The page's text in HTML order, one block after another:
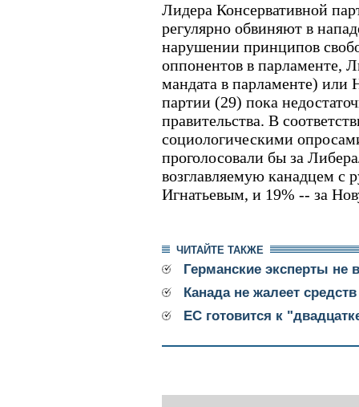
Лидера Консервативной
регулярно обвиняют в
нарушении принципов
оппонентов в парламенте,
мандата в парламенте) или
партии (29) пока
правительства. В
социологическими
проголосовали бы за
возглавляемую канадцем
Игнатьевым, и 19% -- за
ЧИТАЙТЕ ТАКЖЕ
Германские эксперты не
Канада не жалеет
ЕС готовится к